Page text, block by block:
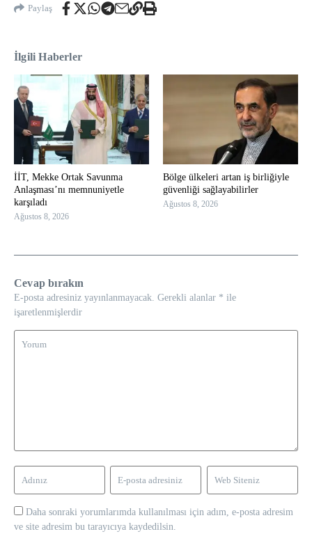
Paylaş
İlgili Haberler
İİT, Mekke Ortak Savunma
Anlaşması’nı memnuniyetle
karşıladı
Ağustos 8, 2026
Bölge ülkeleri artan iş birliğiyle
güvenliği sağlayabilirler
Ağustos 8, 2026
Cevap bırakın
E-posta adresiniz yayınlanmayacak. Gerekli alanlar * ile
işaretlenmişlerdir
Daha sonraki yorumlarımda kullanılması için adım, e-posta adresim
ve site adresim bu tarayıcıya kaydedilsin.